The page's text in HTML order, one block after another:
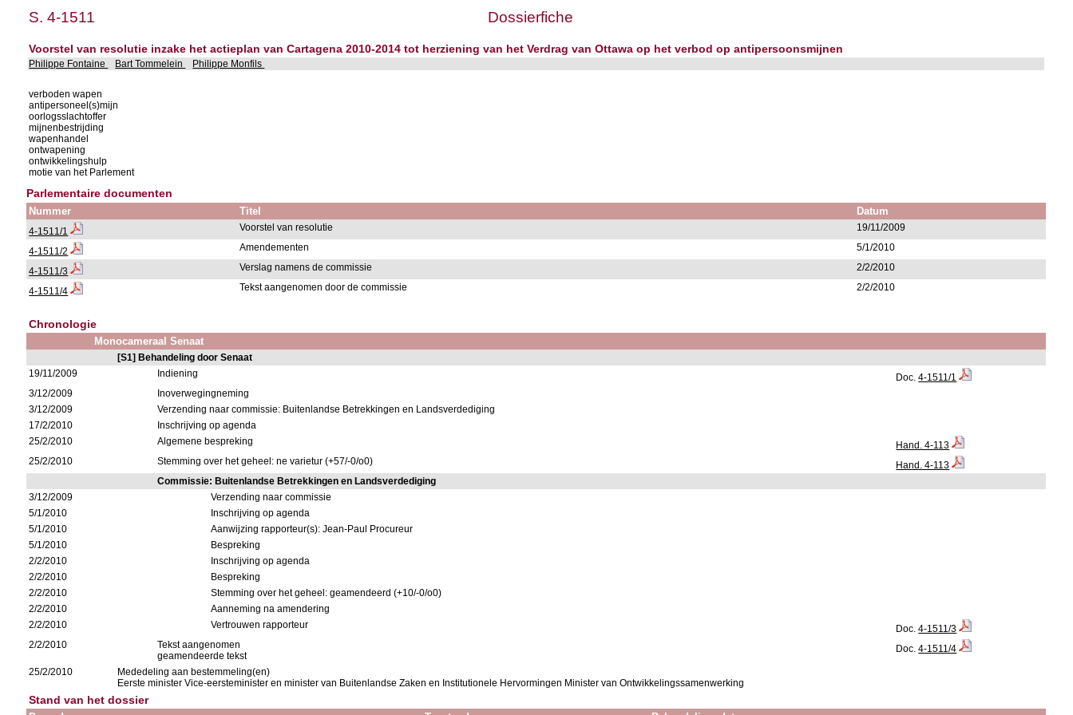
S. 4-1511 Dossierfiche
Voorstel van resolutie inzake het actieplan van Cartagena 2010-2014 tot herziening van het Verdrag van Ottawa op het verbod op antipersoonsmijnen
Philippe Fontaine Bart Tommelein Philippe Monfils
verboden wapen
antipersoneel(s)mijn
oorlogsslachtoffer
mijnenbestrijding
wapenhandel
ontwapening
ontwikkelingshulp
motie van het Parlement
Parlementaire documenten
Nummer Titel Datum
4-1511/1 Voorstel van resolutie 19/11/2009
4-1511/2 Amendementen 5/1/2010
4-1511/3 Verslag namens de commissie 2/2/2010
4-1511/4 Tekst aangenomen door de commissie 2/2/2010
Chronologie
Monocameraal Senaat
[S1] Behandeling door Senaat
19/11/2009
Indiening Doc.4-1511/1
3/12/2009
Inoverwegingneming
3/12/2009
Verzending naar commissie: Buitenlandse Betrekkingen en Landsverdediging
17/2/2010
Inschrijving op agenda
25/2/2010
Algemene bespreking
Hand. 4-113
25/2/2010
Stemming over het geheel: ne varietur (+57/-0/o0)
Hand. 4-113
Commissie: Buitenlandse Betrekkingen en Landsverdediging
3/12/2009
Verzending naar commissie
5/1/2010
Inschrijving op agenda
5/1/2010
Aanwijzing rapporteur(s): Jean-Paul Procureur
5/1/2010
Bespreking
2/2/2010
Inschrijving op agenda
2/2/2010
Bespreking
2/2/2010
Stemming over het geheel: geamendeerd (+10/-0/o0)
2/2/2010
Aanneming na amendering
2/2/2010
Vertrouwen rapporteur Doc.4-1511/3
2/2/2010
Tekst aangenomen
geamendeerde tekst
Doc.4-1511/4
25/2/2010
Mededeling aan bestemmeling(en)
Eerste minister Vice-eersteminister en minister van Buitenlandse Zaken en Institutionele Hervormingen Minister van Ontwikkelingssamenwerking
Stand van het dossier